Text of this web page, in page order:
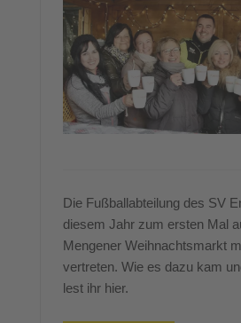
Die Fußballabteilung des SV
diesem Jahr zum ersten Mal
Mengener Weihnachtsmarkt
vertreten. Wie es dazu kam
lest ihr hier.